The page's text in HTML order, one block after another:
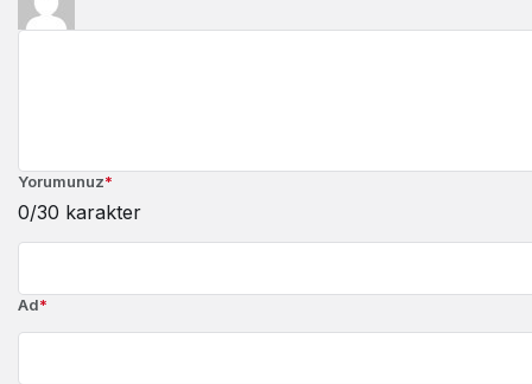
Yorumunuz*
0/30 karakter
Ad*